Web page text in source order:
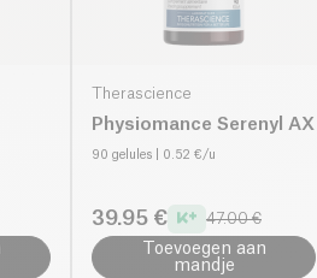
Therascience
Physiomance Serenyl AX
90 gelules | 0.52 €/u
39.95 € 47.00 €
Toevoegen aan
mandje